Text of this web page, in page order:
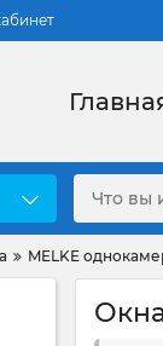
MELKE